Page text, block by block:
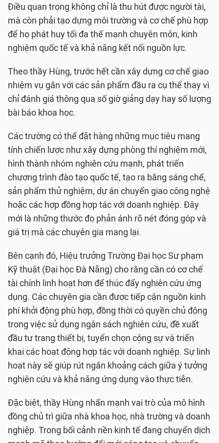
Điều quan trọng không chỉ là thu hút được người tài,
mà còn phải tạo dựng môi trường và cơ chế phù hợp
để họ phát huy tối đa thế mạnh chuyên môn, kinh
nghiệm quốc tế và khả năng kết nối nguồn lực.
Theo thầy Hùng, trước hết cần xây dựng cơ chế giao
nhiệm vụ gắn với các sản phẩm đầu ra cụ thể thay vì
chỉ đánh giá thông qua số giờ giảng dạy hay số lượng
bài báo khoa học.
Các trường có thể đặt hàng những mục tiêu mang
tính chiến lược như xây dựng phòng thí nghiệm mới,
hình thành nhóm nghiên cứu mạnh, phát triển
chương trình đào tạo quốc tế, tạo ra bằng sáng chế,
sản phẩm thử nghiệm, dự án chuyển giao công nghệ
hoặc các hợp đồng hợp tác với doanh nghiệp. Đây
mới là những thước đo phản ánh rõ nét đóng góp và
giá trị mà các chuyên gia mang lại.
Bên cạnh đó, Hiệu trưởng Trường Đại học Sư phạm
Kỹ thuật (Đại học Đà Nẵng) cho rằng cần có cơ chế
tài chính linh hoạt hơn để thúc đẩy nghiên cứu ứng
dụng. Các chuyên gia cần được tiếp cận nguồn kinh
phí khởi động phù hợp, đồng thời có quyền chủ động
trong việc sử dụng ngân sách nghiên cứu, đề xuất
đầu tư trang thiết bị, tuyển chọn cộng sự và triển
khai các hoạt động hợp tác với doanh nghiệp. Sự linh
hoạt này sẽ giúp rút ngắn khoảng cách giữa ý tưởng
nghiên cứu và khả năng ứng dụng vào thực tiễn.
Đặc biệt, thầy Hùng nhấn mạnh vai trò của mô hình
đồng chủ trì giữa nhà khoa học, nhà trường và doanh
nghiệp. Trong bối cảnh nền kinh tế đang chuyển dịch